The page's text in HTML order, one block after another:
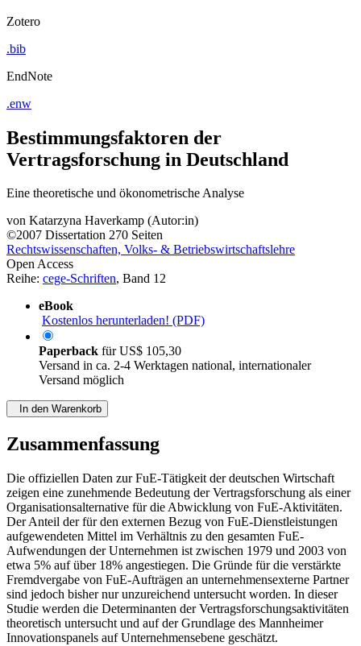
Zotero
.bib
EndNote
.enw
Bestimmungsfaktoren der
Vertragsforschung in Deutschland
Eine theoretische und ökonometrische Analyse
von Katarzyna Haverkamp (Autor:in)
©2007 Dissertation 270 Seiten
Rechtswissenschaften, Volks- & Betriebswirtschaftslehre
Open Access
Reihe: cege-Schriften, Band 12
eBook
Kostenlos herunterladen! (PDF)
Paperback fürUS$ 105,30
Versand in ca. 2-4 Werktagen national, internationaler
Versand möglich
In den Warenkorb
Zusammenfassung
Die offiziellen Daten zur FuE-Tätigkeit der deutschen Wirtschaft
zeigen eine zunehmende Bedeutung der Vertragsforschung als einer
Organisationsalternative für die Abwicklung von FuE-Aktivitäten.
Der Anteil der für den externen Bezug von FuE-Dienstleistungen
aufgewendeten Mittel im Verhältnis zu den gesamten FuE-
Aufwendungen der Unternehmen ist zwischen 1979 und 2003 von
etwa 5% auf über 18% angestiegen. Die Gründe für die verstärkte
Fremdvergabe von FuE-Aufträgen an unternehmensexterne Partner
sind jedoch bisher nur unzureichend untersucht worden. In dieser
Studie werden die Determinanten der Vertragsforschungsaktivitäten
theoretisch untersucht und auf der Grundlage des Mannheimer
Innovationspanels auf Unternehmensebene geschätzt.